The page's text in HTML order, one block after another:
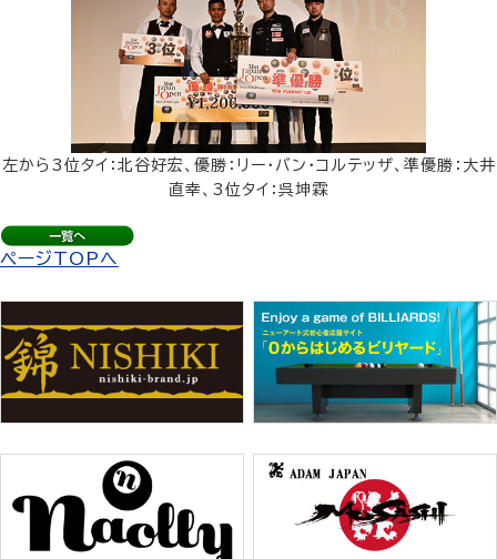
左から3位タイ：北谷好宏、優勝：リー・バン・コルテッザ、準優勝：大井
直幸、3位タイ：呉坤霖
ページTOPへ